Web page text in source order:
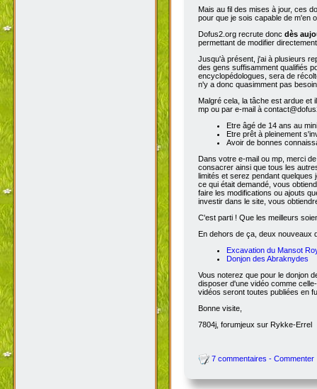
Mais au fil des mises à jour, ces
pour que je sois capable de m'en
Dofus2.org recrute donc dès
permettant de modifier
Jusqu'à présent, j'ai à plusieurs
des gens suffisamment qualifiés
encyclopédologues, sera de
n'y a donc quasimment pas
Malgré cela, la tâche est ardue
mp ou par e-mail à
Etre âgé de 14 ans au
Etre prêt à pleinement
Avoir de bonnes
Dans votre e-mail ou mp, merci
consacrer ainsi que tous les
limités et serez pendant
ce qui était demandé, vous
faire les modifications ou ajouts
investir dans le site, vous
C'est parti ! Que les meilleurs
En dehors de ça, deux nouveaux
Excavation du Mansot
Donjon des Abraknydes
Vous noterez que pour le donjon
disposer d'une vidéo comme
vidéos seront toutes publiées en
Bonne visite,
7804j, forumjeux sur Rykke-Errel
7 commentaires - Commenter